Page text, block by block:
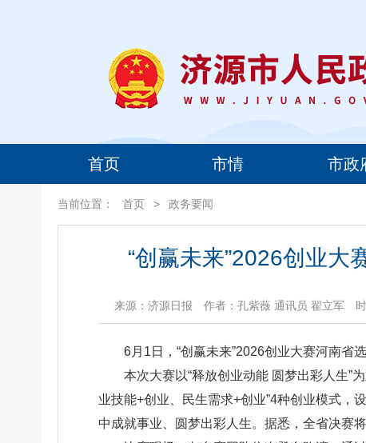
首页 市情 市政
当前位置： 首页 > 政务要闻
“创赢未来”2026创业大
来源：济源日报 作者：孔紫薇 通讯员 翟立军
6月1日，“创赢未来”2026创业大赛河南省
本次大赛以“释放创业动能 圆梦出彩人生”
业技能+创业、民生需求+创业”4种创业模式，
中成就事业、圆梦出彩人生。据悉，全省决赛